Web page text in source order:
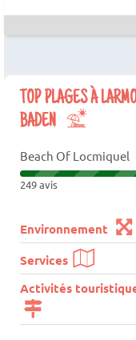
TOP PLAGES À
BADEN
Beach Of Locmiquel
249 avis
Environnement
Services
Activités